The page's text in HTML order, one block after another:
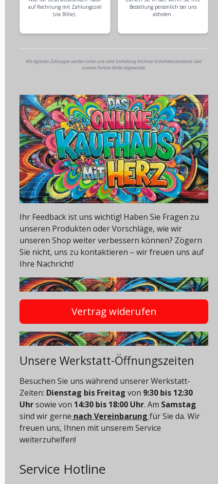
auf Rechnung mit Zahlungsziel
(via Billie).
Bestellung persönlich bei uns
abholen.
Alle digitalen Zahlungen werden sicher und unter Einhaltung höchster Sicherheitsstandards über
unseren Partner Mollie abgewickelt.
Ihr Feedback ist uns wichtig! Haben Sie Fragen zu
unseren Produkten oder Vorschläge, wie wir
unseren Shop weiter verbessern können? Zögern
Sie nicht, uns zu kontaktieren – wir freuen uns auf
Ihre Nachricht!
Vertrag widerufen
Unsere Werkstatt-Öffnungszeiten
Besuchen Sie uns während unserer Werkstatt-
Zeiten: Dienstag bis Freitag von 9:30 bis 12:30
Uhrsowie von 14:30 bis 18:00 Uhr. Am Samstag
sind wir gerne nach Vereinbarung für Sie da. Wir
freuen uns, Ihnen mit unserem Service
weiterzuhelfen!
Service Hotline